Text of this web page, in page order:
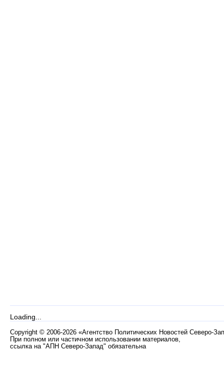
Loading...
Copyright © 2006-2026 «Агентство Политических Новостей Северо-
При полном или частичном использовании материалов,
ссылка на "АПН Северо-Запад" обязательна